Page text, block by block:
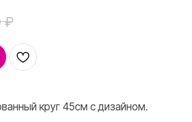
₽
круг 45см с дизайном.